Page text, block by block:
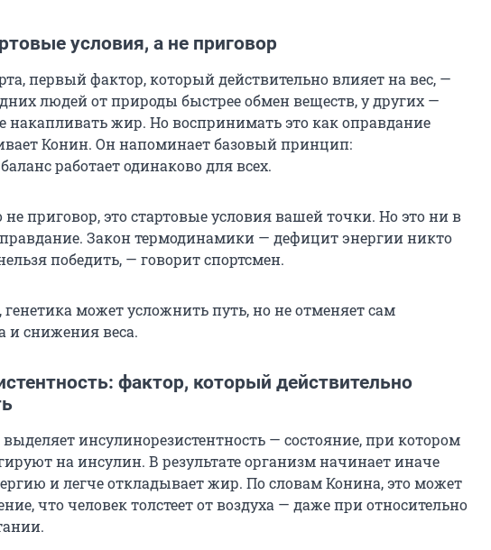
условия, а не приговор
первый фактор, который действительно влияет на вес, —
людей от природы быстрее обмен веществ, у других —
накапливать жир. Но воспринимать это как оправдание
Конин. Он напоминает базовый принцип:
работает одинаково для всех.
не приговор, это стартовые условия вашей точки. Но это ни в
Закон термодинамики — дефицит энергии никто
победить, — говорит спортсмен.
может усложнить путь, но не отменяет сам
и снижения веса.
фактор, который действительно
инсулинорезистентность — состояние, при котором
на инсулин. В результате организм начинает иначе
и легче откладывает жир. По словам Конина, это может
что человек толстеет от воздуха — даже при относительно